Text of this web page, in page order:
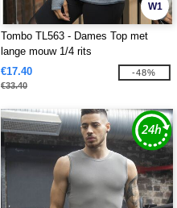
W1
Tombo TL563 - Dames Top met
lange mouw 1/4 rits
€17.40
€33.40
-48%